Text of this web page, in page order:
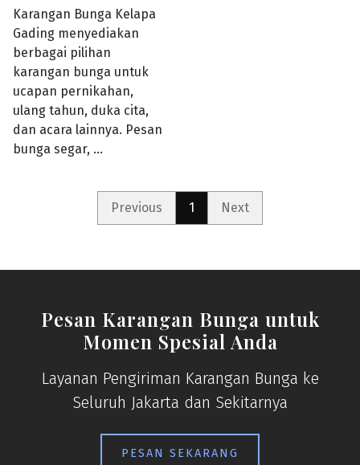
Karangan Bunga Kelapa
Gading menyediakan
berbagai pilihan
karangan bunga untuk
ucapan pernikahan,
ulang tahun, duka cita,
dan acara lainnya. Pesan
bunga segar, …
Previous 1 Next
Pesan Karangan Bunga untuk
Momen Spesial Anda
Layanan Pengiriman Karangan Bunga ke
Seluruh Jakarta dan Sekitarnya
PESAN SEKARANG